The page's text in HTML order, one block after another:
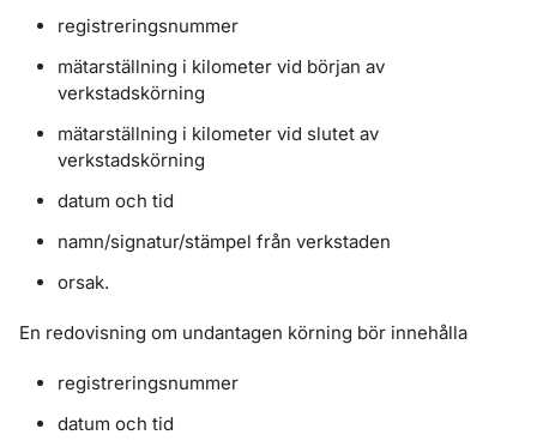
registreringsnummer
mätarställning i kilometer vid början av
verkstadskörning
mätarställning i kilometer vid slutet av
verkstadskörning
datum och tid
namn/signatur/stämpel från verkstaden
orsak.
En redovisning om undantagen körning bör innehålla
registreringsnummer
datum och tid